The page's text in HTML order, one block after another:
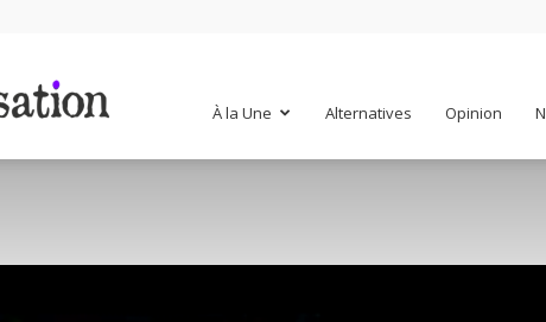
À la Une Alternatives Opinion